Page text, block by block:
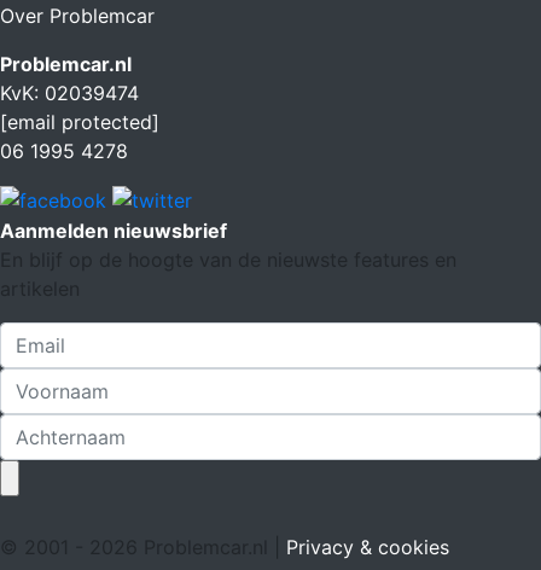
Over Problemcar
Problemcar.nl
KvK: 02039474
[email protected]
06 1995 4278
Aanmelden nieuwsbrief
En blijf op de hoogte van de nieuwste features en
artikelen
© 2001 - 2026 Problemcar.nl | Privacy & cookies